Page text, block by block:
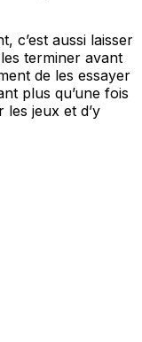
c’est aussi laisser
terminer avant
de les essayer
plus qu’une fois
les jeux et d’y